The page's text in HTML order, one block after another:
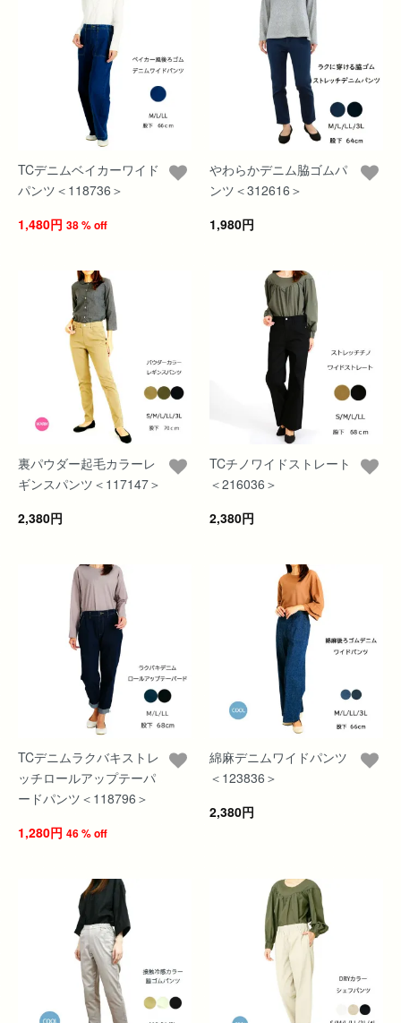
TCデニムベイカーワイド
パンツ＜118736＞
1,480円 38 % off
やわらかデニム脇ゴムパ
ンツ＜312616＞
1,980円
裏パウダー起毛カラーレ
ギンスパンツ＜117147＞
2,380円
TCチノワイドストレート
＜216036＞
2,380円
TCデニムラクバキストレ
ッチロールアップテーパ
ードパンツ＜118796＞
1,280円 46 % off
綿麻デニムワイドパンツ
＜123836＞
2,380円